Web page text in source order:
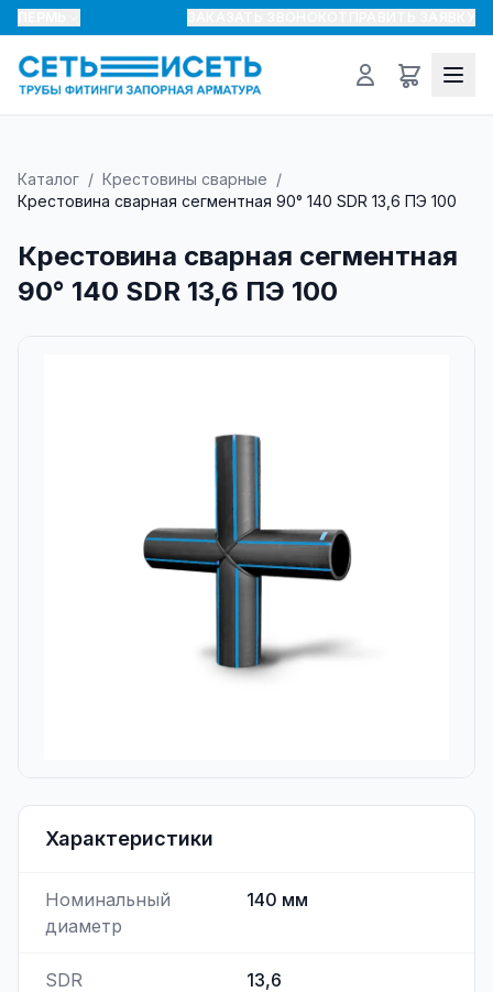
Каталог / Крестовины сварные /
Крестовина сварная сегментная 90° 140 SDR 13,6 ПЭ 100
Крестовина сварная сегментная
90° 140 SDR 13,6 ПЭ 100
Характеристики
Номинальный
диаметр
140 мм
SDR 13,6